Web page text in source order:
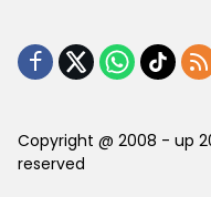
Copyright @ 2008 - up
reserved